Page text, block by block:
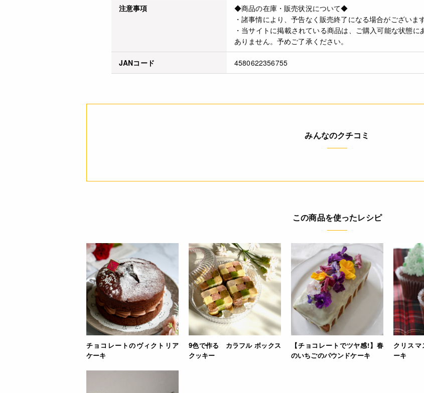
注意事項
◆商品の在庫・販売状況について◆
・諸事情により、予告なく販売終了になる場合がございま
・当サイトに掲載されている商品は、ご購入可能な状態
ありません。予めご了承ください。
JANコード 4580622356755
みんなのクチコミ
この商品を使ったレシピ
チョコレートのヴィクトリア
ケーキ
9色で作る カラフル ボックス
クッキー
【チョコレートでツヤ感!】春
のいちごのパウンドケーキ
クリス
ーキ